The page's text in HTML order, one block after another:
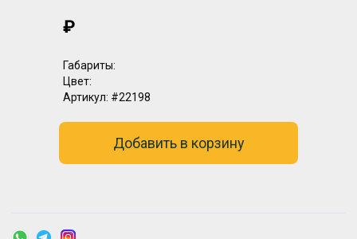
₽
Габариты:
Цвет:
Артикул: #22198
Добавить в корзину